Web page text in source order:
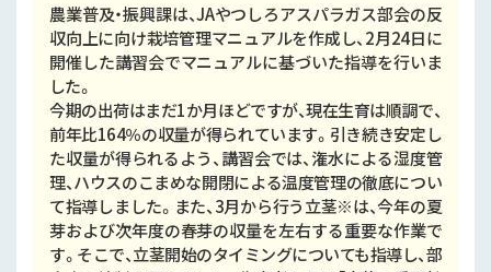
農業普及・振興課は、JAやつしろアスパラガス部会の反
収向上に向け栽培管理マニュアルを作成し、2月24日に
開催した講習会でマニュアルに基づいた指導を行いま
した。
今期の出荷はまだ1か月ほどですが、現在生育は順調で、
前年比164％の収量が得られています。引き続き安定し
た収量が得られるよう、講習会では、潅水による湿度管
理、ハウスのこまめな開閉による温度管理の徹底につい
て指導しました。また、3月から行う立茎※は、今年の夏
芽および次年度の春芽の収量を左右する重要な作業で
す。そこで、立茎開始のタイミングについても指導し、部